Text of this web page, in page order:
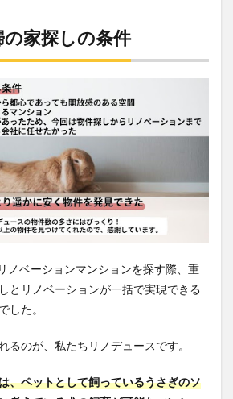
家探しの条件
ノベーションマンションを探す際、重
とリノベーションが一括で実現できる
した。
るのが、私たちリノデュースです。
、ペットとして飼っているうさぎのソ